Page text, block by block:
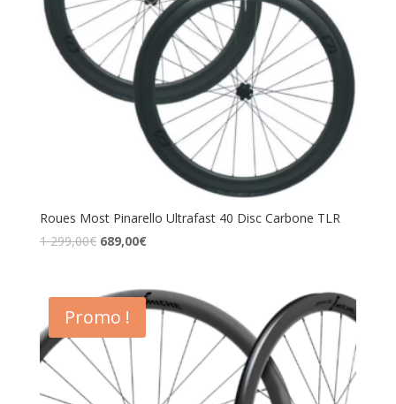
Roues Most Pinarello Ultrafast 40 Disc Carbone TLR
1 299,00€ 689,00€
Promo !